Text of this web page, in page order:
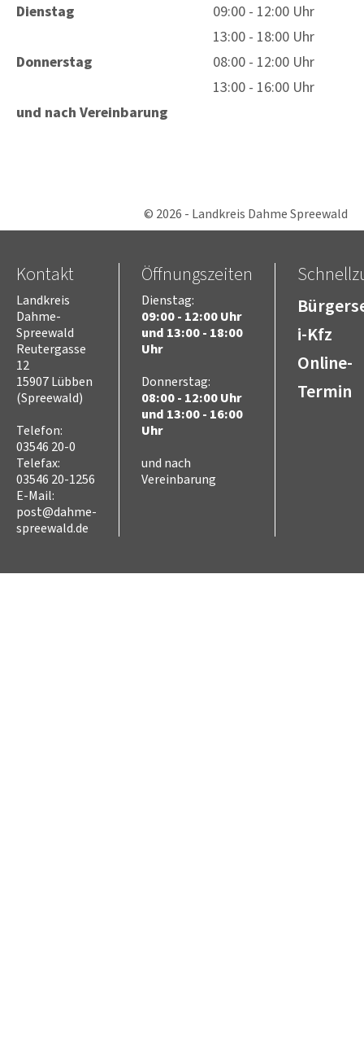
Dienstag
09:00 - 12:00 Uhr
13:00 - 18:00 Uhr
Donnerstag
08:00 - 12:00 Uhr
13:00 - 16:00 Uhr
und nach Vereinbarung
© 2026 - Landkreis Dahme Spreewald
Kontakt
Landkreis
Dahme-
Spreewald
Reutergasse
12
15907 Lübben
(Spreewald)
Telefon:
03546 20-0
Telefax:
03546 20-1256
E-Mail:
post@dahme-
spreewald.de
Öffnungszeiten
Dienstag:
09:00 - 12:00 Uhr
und 13:00 - 18:00
Uhr
Donnerstag:
08:00 - 12:00 Uhr
und 13:00 - 16:00
Uhr
und nach
Vereinbarung
i-Kfz
Online-
Termin